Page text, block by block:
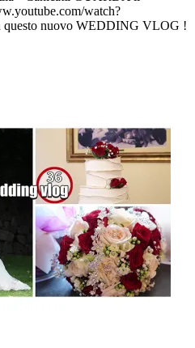
watch?
nuovo WEDDING VLOG !